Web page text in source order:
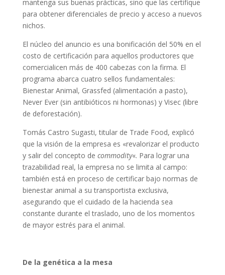
mantenga sus buenas prácticas, sino que las certifique
para obtener diferenciales de precio y acceso a nuevos
nichos.
El núcleo del anuncio es una bonificación del 50% en el
costo de certificación para aquellos productores que
comercialicen más de 400 cabezas con la firma. El
programa abarca cuatro sellos fundamentales:
Bienestar Animal, Grassfed (alimentación a pasto),
Never Ever (sin antibióticos ni hormonas) y Visec (libre
de deforestación).
Tomás Castro Sugasti, titular de Trade Food, explicó
que la visión de la empresa es «revalorizar el producto
y salir del concepto de commodity«. Para lograr una
trazabilidad real, la empresa no se limita al campo:
también está en proceso de certificar bajo normas de
bienestar animal a su transportista exclusiva,
asegurando que el cuidado de la hacienda sea
constante durante el traslado, uno de los momentos
de mayor estrés para el animal.
De la genética a la mesa